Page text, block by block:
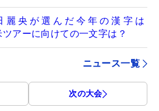
麗央が選んだ今年の漢字は
アーに向けての一文字は？
ニュース一覧
次の大会